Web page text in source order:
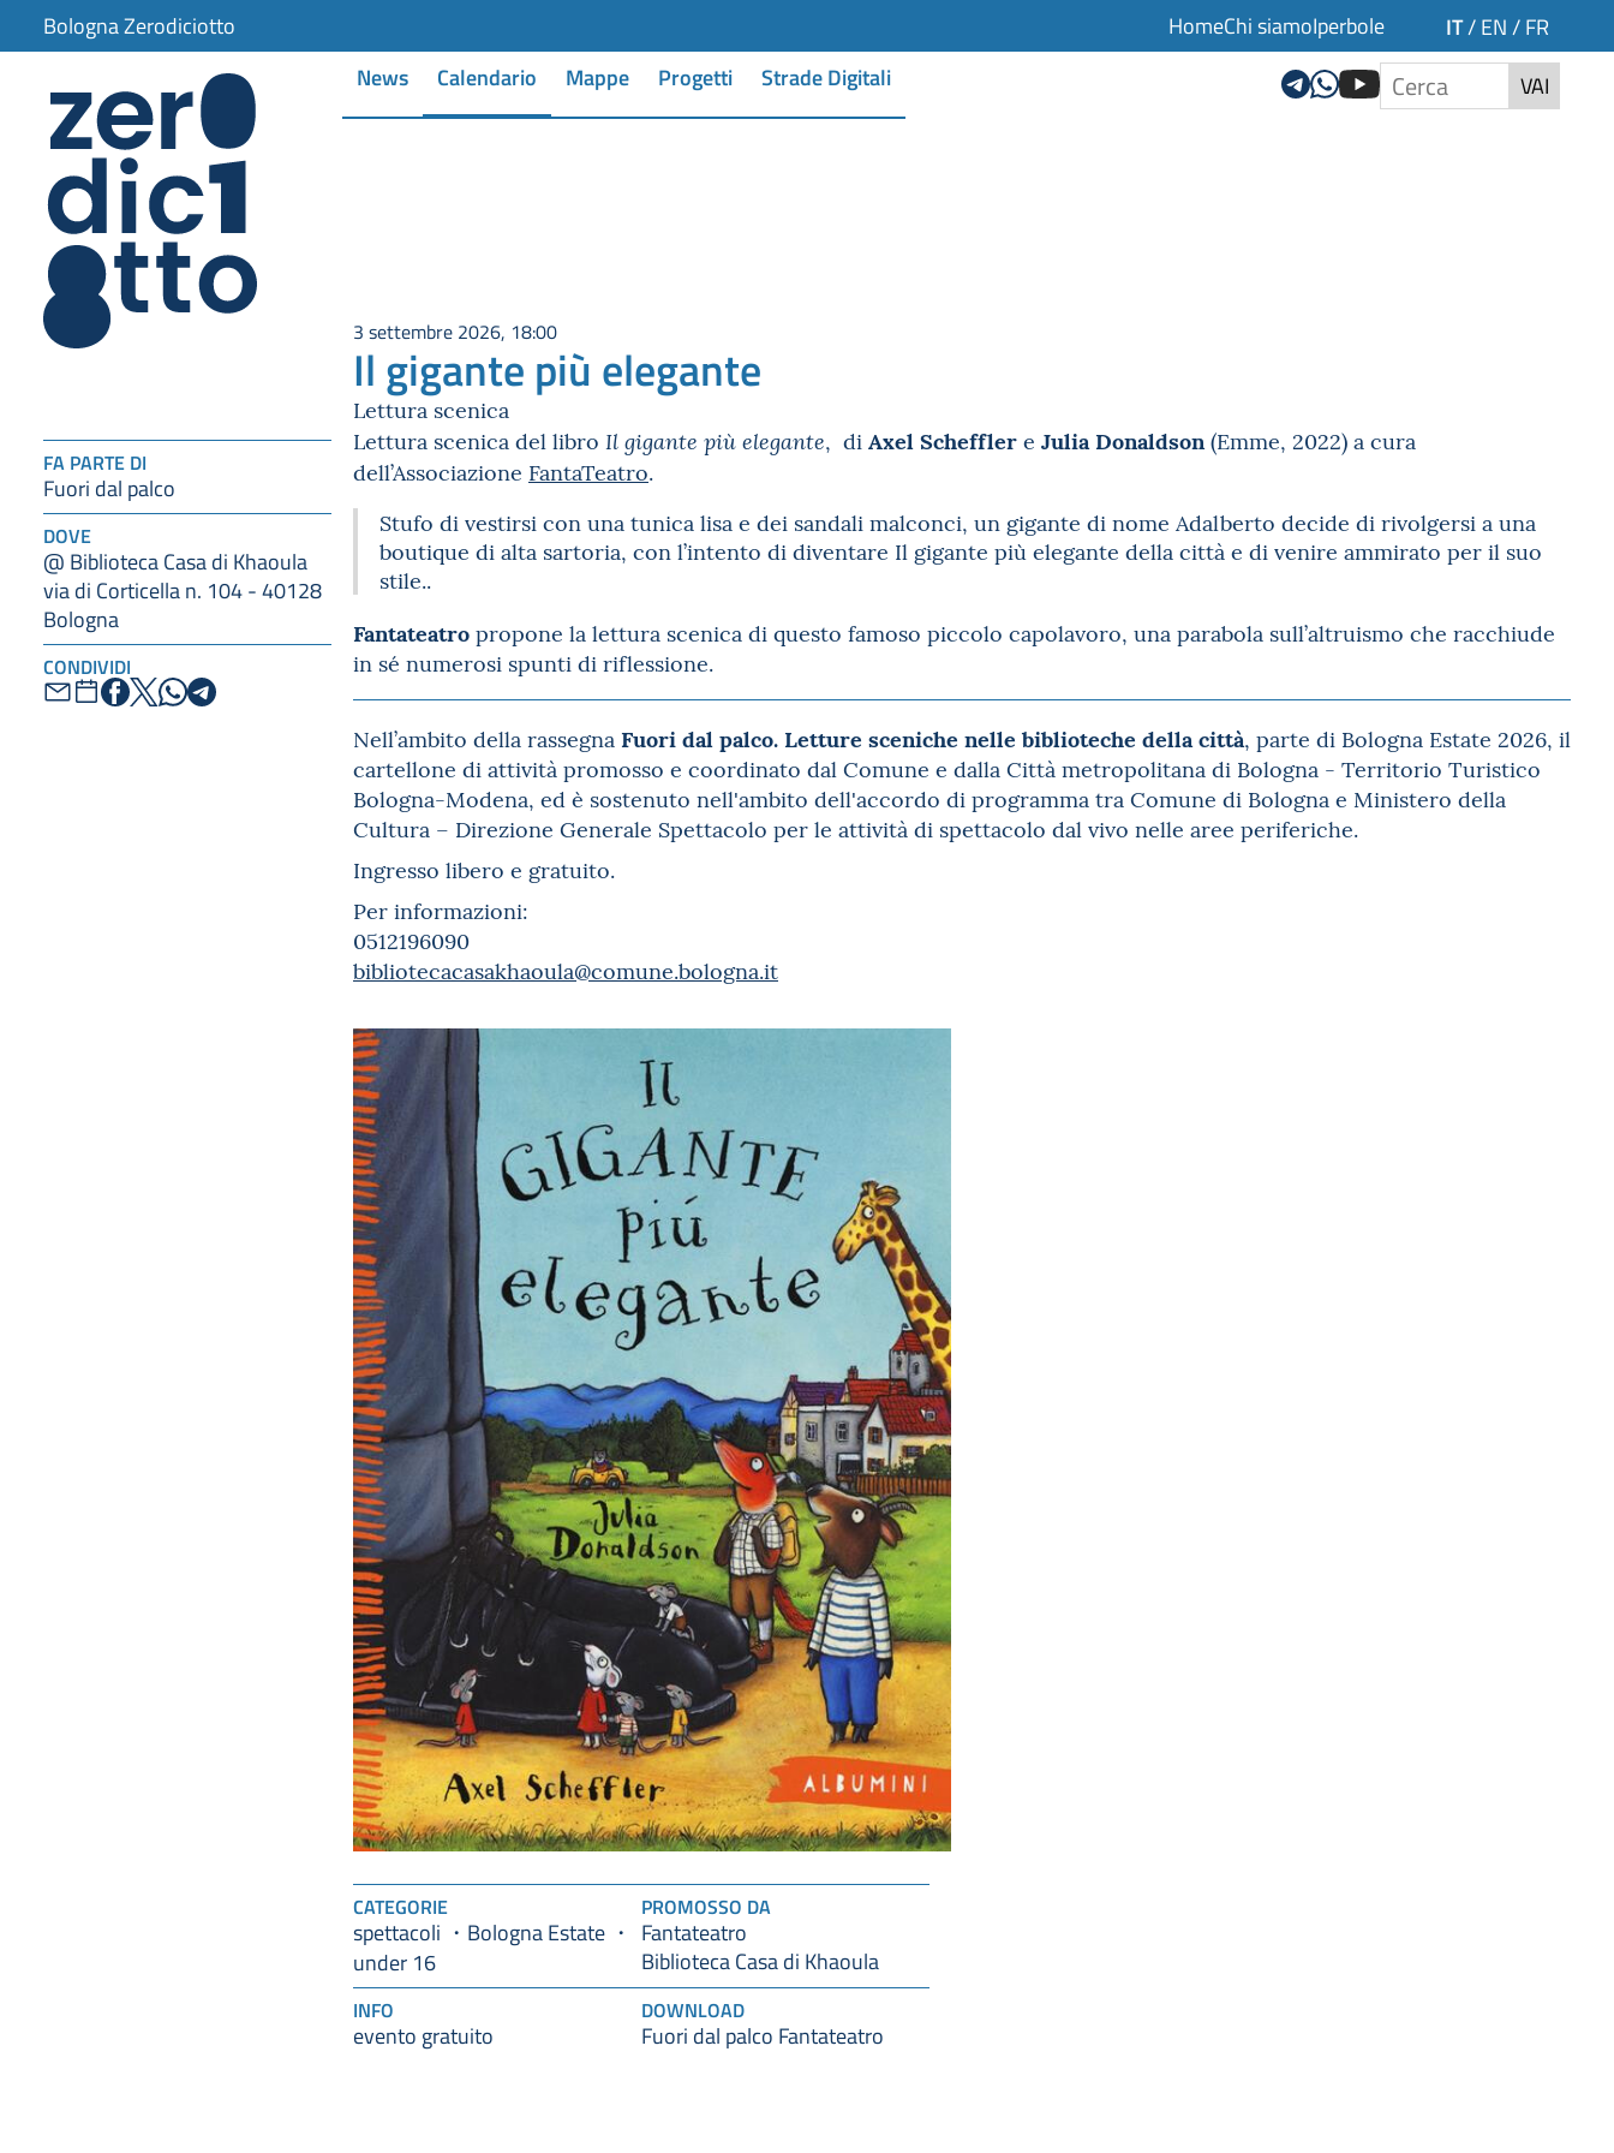
Bologna Zerodiciotto HomeChi siamoIperbole IT/ EN / FR
News Calendario Mappe Progetti Strade Digitali VAI
FA PARTE DI
Fuori dal palco
DOVE
@ Biblioteca Casa di Khaoula
via di Corticella n. 104 - 40128
Bologna
CONDIVIDI
3 settembre 2026, 18:00
Il gigante più elegante
Lettura scenica
Lettura scenica del libro Il gigante più elegante, di Axel Scheffler e Julia Donaldson(Emme, 2022) a cura
dell’Associazione FantaTeatro.
Stufo di vestirsi con una tunica lisa e dei sandali malconci, un gigante di nome Adalberto decide di rivolgersi a una
boutique di alta sartoria, con l’intento di diventare Il gigante più elegante della città e di venire ammirato per il suo
stile..
Fantateatro propone la lettura scenica di questo famoso piccolo capolavoro, una parabola sull’altruismo che racchiude
in sé numerosi spunti di riflessione.
Nell’ambito della rassegna Fuori dal palco. Letture sceniche nelle biblioteche della città, parte di Bologna Estate 2026, il
cartellone di attività promosso e coordinato dal Comune e dalla Città metropolitana di Bologna - Territorio Turistico
Bologna-Modena, ed è sostenuto nell'ambito dell'accordo di programma tra Comune di Bologna e Ministero della
Cultura – Direzione Generale Spettacolo per le attività di spettacolo dal vivo nelle aree periferiche.
Ingresso libero e gratuito.
Per informazioni:
0512196090
bibliotecacasakhaoula@comune.bologna.it
CATEGORIE
spettacoli
Bologna Estate
under 16
PROMOSSO DA
Fantateatro
Biblioteca Casa di Khaoula
INFO
evento gratuito
DOWNLOAD
Fuori dal palco Fantateatro